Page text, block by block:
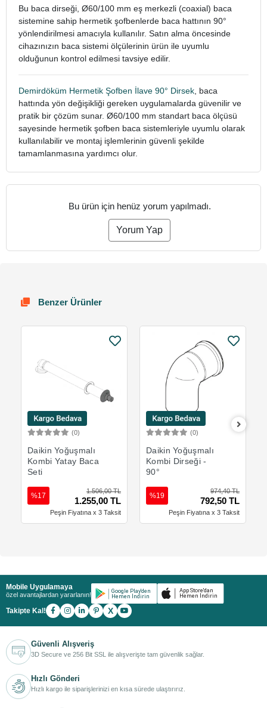
Bu baca dirseği, Ø60/100 mm eş merkezli (coaxial) baca
sistemine sahip hermetik şofbenlerde baca hattının 90°
yönlendirilmesi amacıyla kullanılır. Satın alma öncesinde
cihazınızın baca sistemi ölçülerinin ürün ile uyumlu
olduğunun kontrol edilmesi tavsiye edilir.
Demirdöküm Hermetik Şofben İlave 90° Dirsek , baca
hattında yön değişikliği gereken uygulamalarda güvenilir ve
pratik bir çözüm sunar. Ø60/100 mm standart baca ölçüsü
sayesinde hermetik şofben baca sistemleriyle uyumlu olarak
kullanılabilir ve montaj işlemlerinin güvenli şekilde
tamamlanmasına yardımcı olur.
Bu ürün için henüz yorum yapılmadı.
Yorum Yap
Benzer Ürünler
(0)
Daikin Yoğuşmalı
Kombi Yatay Baca
Seti
1.506,00 TL
1.255,00 TL
%17
Peşin Fiyatına x 3 Taksit
(0)
Daikin Yoğuşmalı
Kombi Dirseği -
90°
974,40 TL
792,50 TL
%19
Peşin Fiyatına x 3 Taksit
Mobile Uygulamaya
özel avantajlardan yararlanın!
Takipte Kal! X
Güvenli Alışveriş
3D Secure ve 256 Bit SSL ile alışverişte tam güvenlik sağlar.
Hızlı Gönderi
Hızlı kargo ile siparişlerinizi en kısa sürede ulaştırırız.